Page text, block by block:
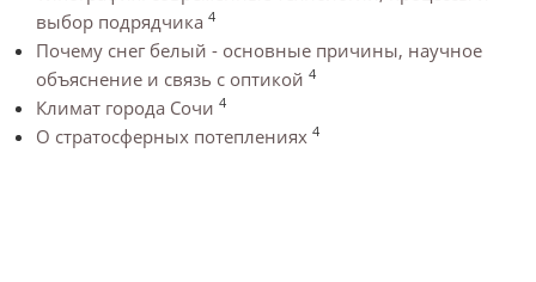
выбор подрядчика 4
Почему снег белый - основные причины, научное
объяснение и связь с оптикой 4
Климат города Сочи 4
О стратосферных потеплениях 4